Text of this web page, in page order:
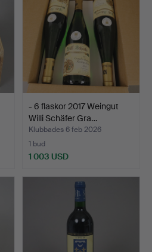
- 6 flaskor 2017 Weingut
Willi Schäfer Gra…
Klubbades 6 feb 2026
1 bud
1 003 USD